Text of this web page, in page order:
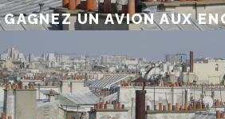
GAGNEZ UN AVION AUX